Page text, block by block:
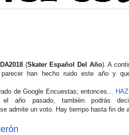
(Skater Español Del Año). A
han hecho ruido este año y
de Google Encuestas; entonces...
año pasado, también podrás
admite un voto. Hay tiempo hasta fin de